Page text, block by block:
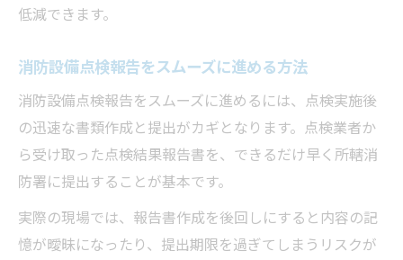
低減できます。
消防設備点検報告をスムーズに進める方法
消防設備点検報告をスムーズに進めるには、点検実施後
の迅速な書類作成と提出がカギとなります。点検業者か
ら受け取った点検結果報告書を、できるだけ早く所轄消
防署に提出することが基本です。
実際の現場では、報告書作成を後回しにすると内容の記
憶が曖昧になったり、提出期限を過ぎてしまうリスクが